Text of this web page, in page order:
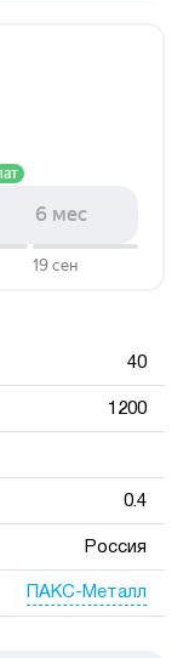
40
1200
0.4
Россия
ПАКС-Металл